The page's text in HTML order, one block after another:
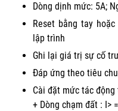
Dòng dịnh mức: 5A;
Reset bằng tay
lập trình
Ghi lại giá trị sự cố
Đáp ứng theo tiêu
Cài đặt mức tác động
+ Dòng chạm đất : I>